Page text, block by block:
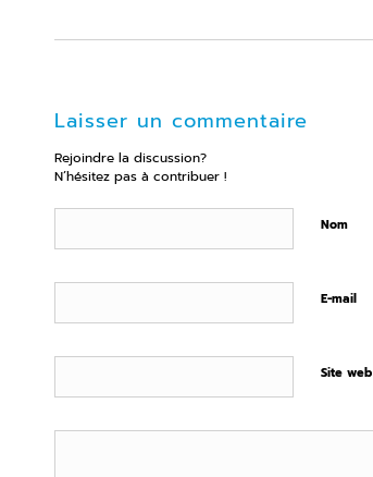
Laisser un commentaire
Rejoindre la discussion?
N’hésitez pas à contribuer !
Nom
E-mail
Site web